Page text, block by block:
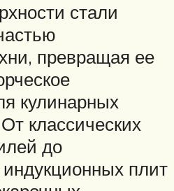
стали
превращая ее
кулинарных
классических
до
плит